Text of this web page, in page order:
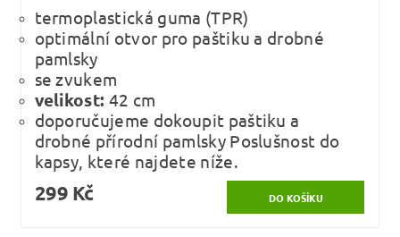
termoplastická guma (TPR)
optimální otvor pro paštiku a drobné
pamlsky
se zvukem
velikost: 42 cm
doporučujeme dokoupit paštiku a
drobné přírodní pamlsky Poslušnost do
kapsy, které najdete níže.
299 Kč